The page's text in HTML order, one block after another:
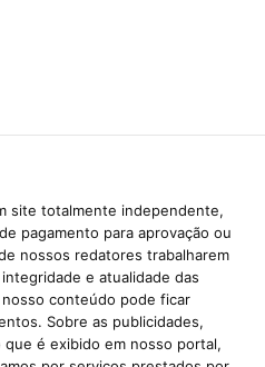
site totalmente independente,
pagamento para aprovação ou
nossos redatores trabalharem
e atualidade das
conteúdo pode ficar
Sobre as publicidades,
é exibido em nosso portal,